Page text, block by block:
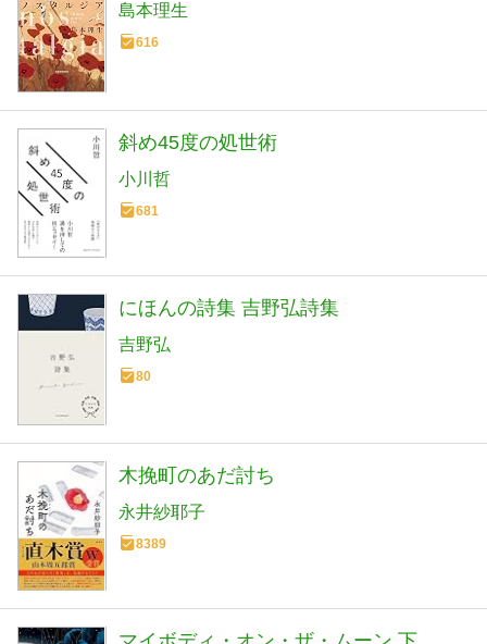
島本理生
616
斜め45度の処世術
小川哲
681
にほんの詩集 吉野弘詩集
吉野弘
80
木挽町のあだ討ち
永井紗耶子
8389